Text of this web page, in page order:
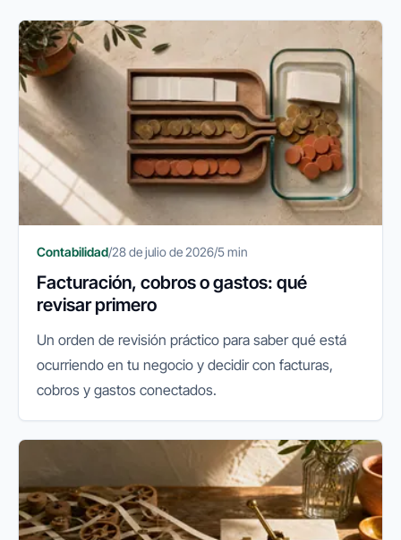
Contabilidad/28 de julio de 2026/5 min
Facturación, cobros o gastos: qué
revisar primero
Un orden de revisión práctico para saber qué está
ocurriendo en tu negocio y decidir con facturas,
cobros y gastos conectados.